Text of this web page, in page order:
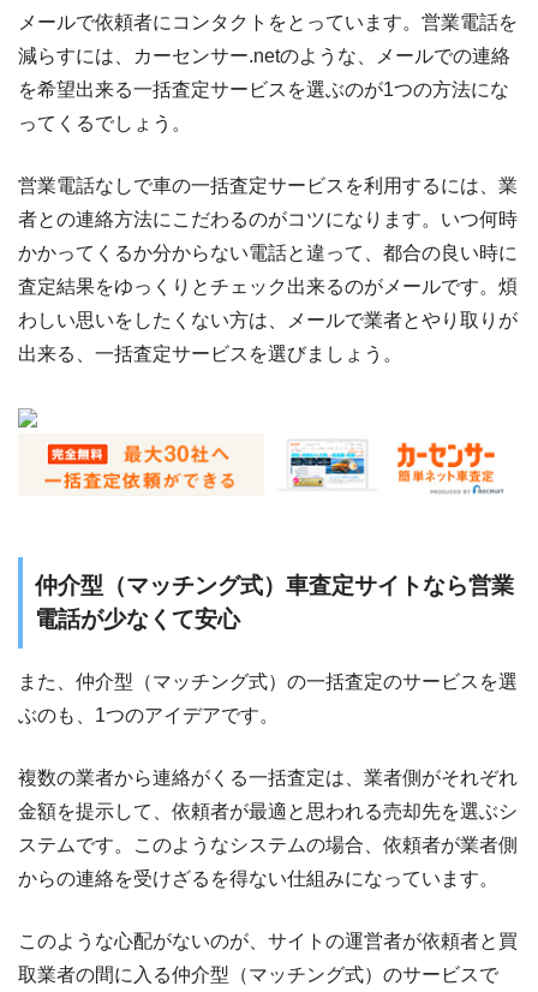
メールで依頼者にコンタクトをとっています。営業電話を
減らすには、カーセンサー.netのような、メールでの連絡
を希望出来る一括査定サービスを選ぶのが1つの方法にな
ってくるでしょう。
営業電話なしで車の一括査定サービスを利用するには、業
者との連絡方法にこだわるのがコツになります。いつ何時
かかってくるか分からない電話と違って、都合の良い時に
査定結果をゆっくりとチェック出来るのがメールです。煩
わしい思いをしたくない方は、メールで業者とやり取りが
出来る、一括査定サービスを選びましょう。
仲介型（マッチング式）車査定サイトなら営業
電話が少なくて安心
また、仲介型（マッチング式）の一括査定のサービスを選
ぶのも、1つのアイデアです。
複数の業者から連絡がくる一括査定は、業者側がそれぞれ
金額を提示して、依頼者が最適と思われる売却先を選ぶシ
ステムです。このようなシステムの場合、依頼者が業者側
からの連絡を受けざるを得ない仕組みになっています。
このような心配がないのが、サイトの運営者が依頼者と買
取業者の間に入る仲介型（マッチング式）のサービスで